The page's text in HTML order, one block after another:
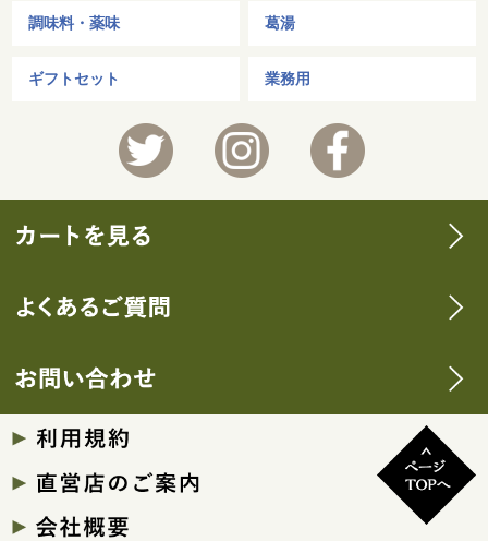
調味料・薬味 葛湯
ギフトセット 業務用